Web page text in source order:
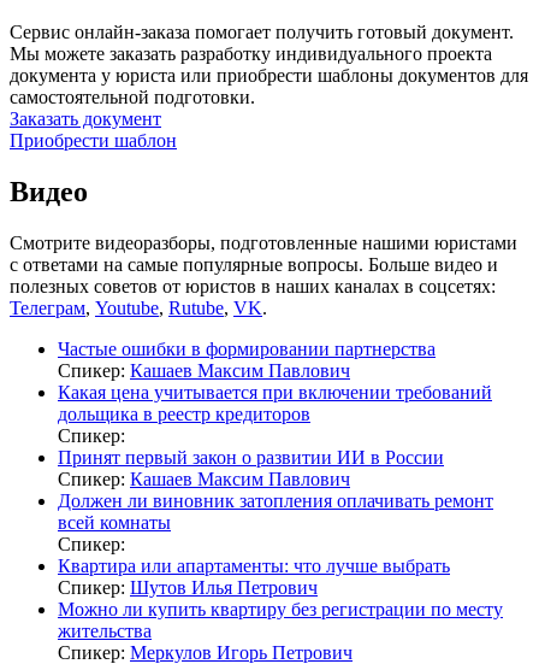
Сервис онлайн-заказа помогает получить готовый документ.
Мы можете заказать разработку индивидуального проекта
документа у юриста или приобрести шаблоны документов для
самостоятельной подготовки.
Заказать документ
Приобрести шаблон
Видео
Смотрите видеоразборы, подготовленные нашими юристами
с ответами на самые популярные вопросы. Больше видео и
полезных советов от юристов в наших каналах в соцсетях:
Телеграм, Youtube, Rutube, VK.
Частые ошибки в формировании партнерства
Спикер: Кашаев Максим Павлович
Какая цена учитывается при включении требований
дольщика в реестр кредиторов
Спикер:
Принят первый закон о развитии ИИ в России
Спикер: Кашаев Максим Павлович
Должен ли виновник затопления оплачивать ремонт
всей комнаты
Спикер:
Квартира или апартаменты: что лучше выбрать
Спикер: Шутов Илья Петрович
Можно ли купить квартиру без регистрации по месту
жительства
Спикер: Меркулов Игорь Петрович